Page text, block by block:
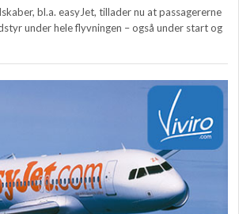
bl.a. easyJet, tillader nu at passagererne
under hele flyvningen – også under start og